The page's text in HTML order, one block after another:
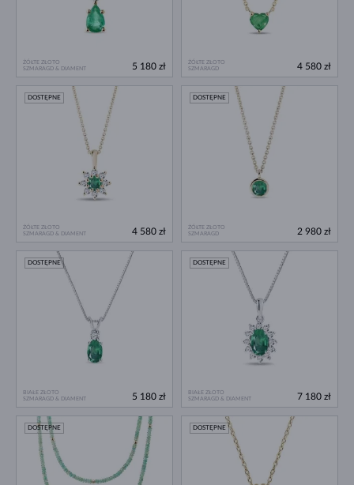
ŻÓŁTE ZŁOTO
SZMARAGD & DIAMENT
5 180 zł
ŻÓŁTE ZŁOTO
SZMARAGD
4 580 zł
ŻÓŁTE ZŁOTO
SZMARAGD & DIAMENT
DOSTĘPNE
4 580 zł
ŻÓŁTE ZŁOTO
SZMARAGD
DOSTĘPNE
2 980 zł
BIAŁE ZŁOTO
SZMARAGD & DIAMENT
DOSTĘPNE
5 180 zł
BIAŁE ZŁOTO
SZMARAGD & DIAMENT
DOSTĘPNE
7 180 zł
DOSTĘPNE DOSTĘPNE